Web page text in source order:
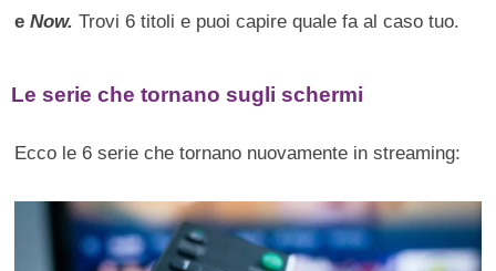
eNow. Trovi 6 titoli e puoi capire quale fa al caso tuo.
Le serie che tornano sugli schermi
Ecco le 6 serie che tornano nuovamente in streaming: